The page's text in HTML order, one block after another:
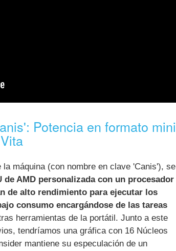
Potencia en formato mini
máquina (con nombre en clave 'Canis'), se
de AMD personalizada con un procesador
de alto rendimiento para ejecutar los
consumo encargándose de las tareas
herramientas de la portátil. Junto a este
tendríamos una gráfica con 16 Núcleos
mantiene su especulación de un